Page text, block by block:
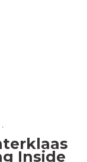
·
Inside